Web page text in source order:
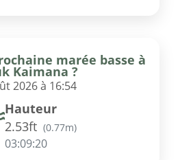
marée basse à
Kaimana ?
2026 à 16:54
Hauteur
2.53ft (0.77m)
03:09:20